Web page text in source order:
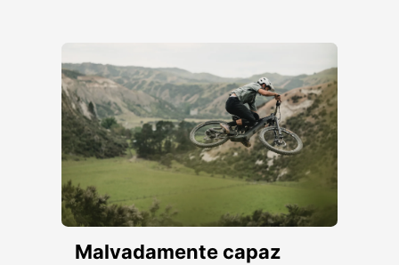
Malvadamente capaz